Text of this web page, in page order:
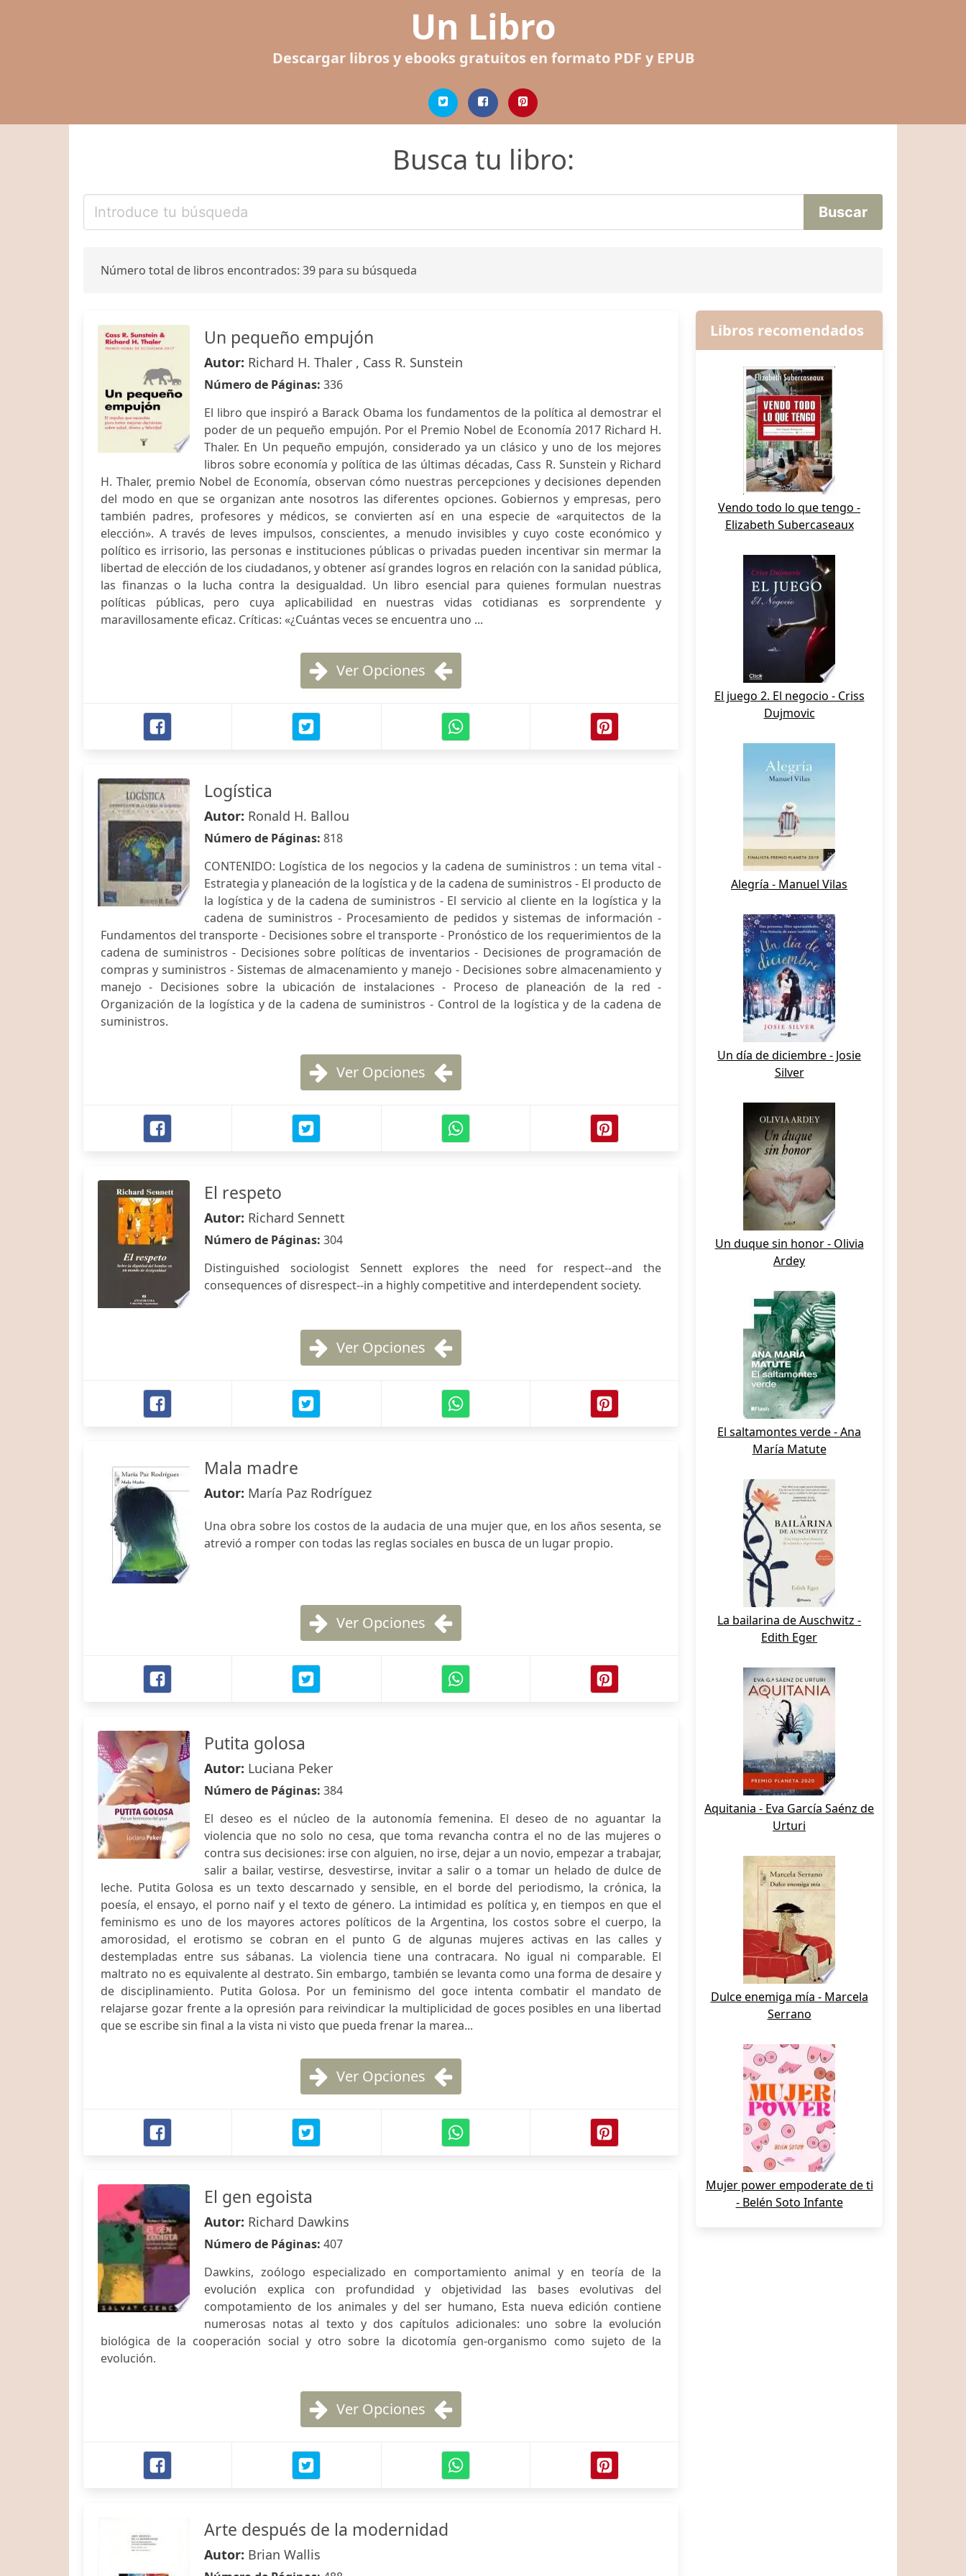
Un Libro
Descargar libros y ebooks gratuitos en formato PDF y EPUB
Busca tu libro:
Número total de libros encontrados: 39 para su búsqueda
Un pequeño empujón
Autor: Richard H. Thaler , Cass R. Sunstein
Número de Páginas: 336
El libro que inspiró a Barack Obama los fundamentos de la política al demostrar el
poder de un pequeño empujón. Por el Premio Nobel de Economía 2017 Richard H.
Thaler. En Un pequeño empujón, considerado ya un clásico y uno de los mejores
libros sobre economía y política de las últimas décadas, Cass R. Sunstein y Richard
H. Thaler, premio Nobel de Economía, observan cómo nuestras percepciones y decisiones dependen
del modo en que se organizan ante nosotros las diferentes opciones. Gobiernos y empresas, pero
también padres, profesores y médicos, se convierten así en una especie de «arquitectos de la
elección». A través de leves impulsos, conscientes, a menudo invisibles y cuyo coste económico y
político es irrisorio, las personas e instituciones públicas o privadas pueden incentivar sin mermar la
libertad de elección de los ciudadanos, y obtener así grandes logros en relación con la sanidad pública,
las finanzas o la lucha contra la desigualdad. Un libro esencial para quienes formulan nuestras
políticas públicas, pero cuya aplicabilidad en nuestras vidas cotidianas es sorprendente y
maravillosamente eficaz. Críticas: «¿Cuántas veces se encuentra uno ...
Ver Opciones
Logística
Autor: Ronald H. Ballou
Número de Páginas: 818
CONTENIDO: Logística de los negocios y la cadena de suministros : un tema vital -
Estrategia y planeación de la logística y de la cadena de suministros - El producto de
la logística y de la cadena de suministros - El servicio al cliente en la logística y la
cadena de suministros - Procesamiento de pedidos y sistemas de información -
Fundamentos del transporte - Decisiones sobre el transporte - Pronóstico de los requerimientos de la
cadena de suministros - Decisiones sobre políticas de inventarios - Decisiones de programación de
compras y suministros - Sistemas de almacenamiento y manejo - Decisiones sobre almacenamiento y
manejo - Decisiones sobre la ubicación de instalaciones - Proceso de planeación de la red -
Organización de la logística y de la cadena de suministros - Control de la logística y de la cadena de
suministros.
Ver Opciones
El respeto
Autor: Richard Sennett
Número de Páginas: 304
Distinguished sociologist Sennett explores the need for respect--and the
consequences of disrespect--in a highly competitive and interdependent society.
Ver Opciones
Mala madre
Autor: María Paz Rodríguez
Una obra sobre los costos de la audacia de una mujer que, en los años sesenta, se
atrevió a romper con todas las reglas sociales en busca de un lugar propio.
Ver Opciones
Putita golosa
Autor: Luciana Peker
Número de Páginas: 384
El deseo es el núcleo de la autonomía femenina. El deseo de no aguantar la
violencia que no solo no cesa, que toma revancha contra el no de las mujeres o
contra sus decisiones: irse con alguien, no irse, dejar a un novio, empezar a trabajar,
salir a bailar, vestirse, desvestirse, invitar a salir o a tomar un helado de dulce de
leche. Putita Golosa es un texto descarnado y sensible, en el borde del periodismo, la crónica, la
poesía, el ensayo, el porno naif y el texto de género. La intimidad es política y, en tiempos en que el
feminismo es uno de los mayores actores políticos de la Argentina, los costos sobre el cuerpo, la
amorosidad, el erotismo se cobran en el punto G de algunas mujeres activas en las calles y
destempladas entre sus sábanas. La violencia tiene una contracara. No igual ni comparable. El
maltrato no es equivalente al destrato. Sin embargo, también se levanta como una forma de desaire y
de disciplinamiento. Putita Golosa. Por un feminismo del goce intenta combatir el mandato de
relajarse gozar frente a la opresión para reivindicar la multiplicidad de goces posibles en una libertad
que se escribe sin final a la vista ni visto que pueda frenar la marea...
Ver Opciones
El gen egoista
Autor: Richard Dawkins
Número de Páginas: 407
Dawkins, zoólogo especializado en comportamiento animal y en teoría de la
evolución explica con profundidad y objetividad las bases evolutivas del
compotamiento de los animales y del ser humano, Esta nueva edición contiene
numerosas notas al texto y dos capítulos adicionales: uno sobre la evolución
biológica de la cooperación social y otro sobre la dicotomía gen-organismo como sujeto de la
evolución.
Ver Opciones
Arte después de la modernidad
Autor: Brian Wallis
Libros recomendados
Vendo todo lo que tengo -
Elizabeth Subercaseaux
El juego 2. El negocio - Criss
Dujmovic
Alegría - Manuel Vilas
Un día de diciembre - Josie
Silver
Un duque sin honor - Olivia
Ardey
El saltamontes verde - Ana
María Matute
La bailarina de Auschwitz -
Edith Eger
Aquitania - Eva García Saénz de
Urturi
Dulce enemiga mía - Marcela
Serrano
Mujer power empoderate de ti
- Belén Soto Infante